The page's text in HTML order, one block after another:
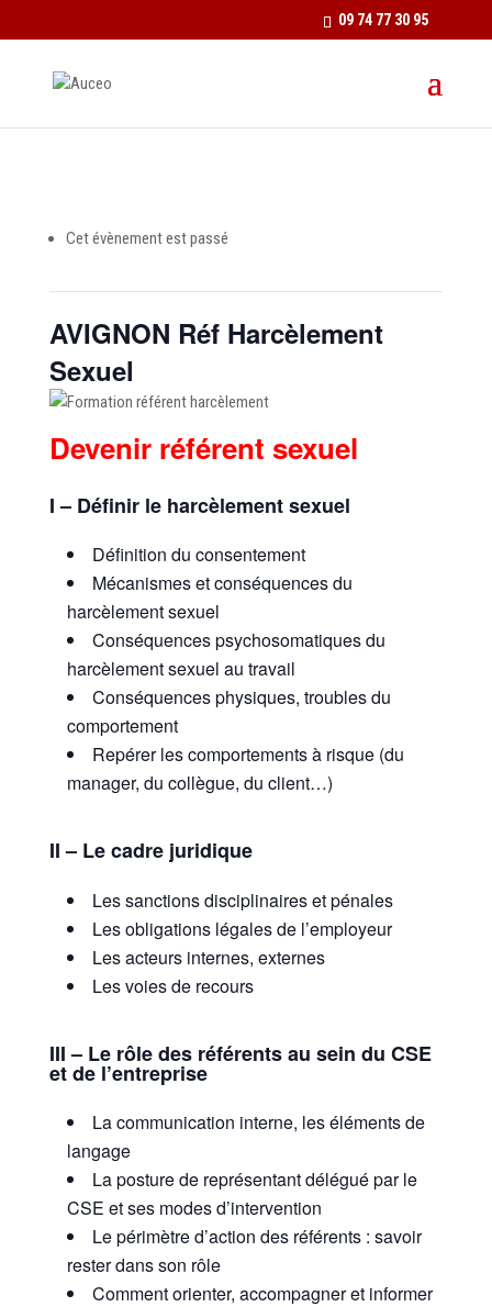
09 74 77 30 95
Cet évènement est passé
AVIGNON Réf Harcèlement
Sexuel
Devenir référent sexuel
I – Définir le harcèlement sexuel
Définition du consentement
Mécanismes et conséquences du
harcèlement sexuel
Conséquences psychosomatiques du
harcèlement sexuel au travail
Conséquences physiques, troubles du
comportement
Repérer les comportements à risque (du
manager, du collègue, du client…)
II – Le cadre juridique
Les sanctions disciplinaires et pénales
Les obligations légales de l’employeur
Les acteurs internes, externes
Les voies de recours
III – Le rôle des référents au sein du CSE
et de l’entreprise
La communication interne, les éléments de
langage
La posture de représentant délégué par le
CSE et ses modes d’intervention
Le périmètre d’action des référents : savoir
rester dans son rôle
Comment orienter, accompagner et informer